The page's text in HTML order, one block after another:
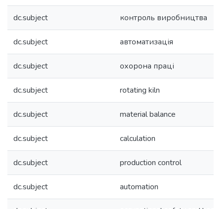
dc.subject контроль виробництва
dc.subject автоматизація
dc.subject охорона праці
dc.subject rotating kiln
dc.subject material balance
dc.subject calculation
dc.subject production control
dc.subject automation